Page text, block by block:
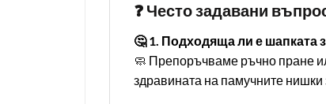
❓ Често задавани
🤔 1. Подходяща ли е шапката
🧼 Препоръчваме ръчно пране
здравината на памучните